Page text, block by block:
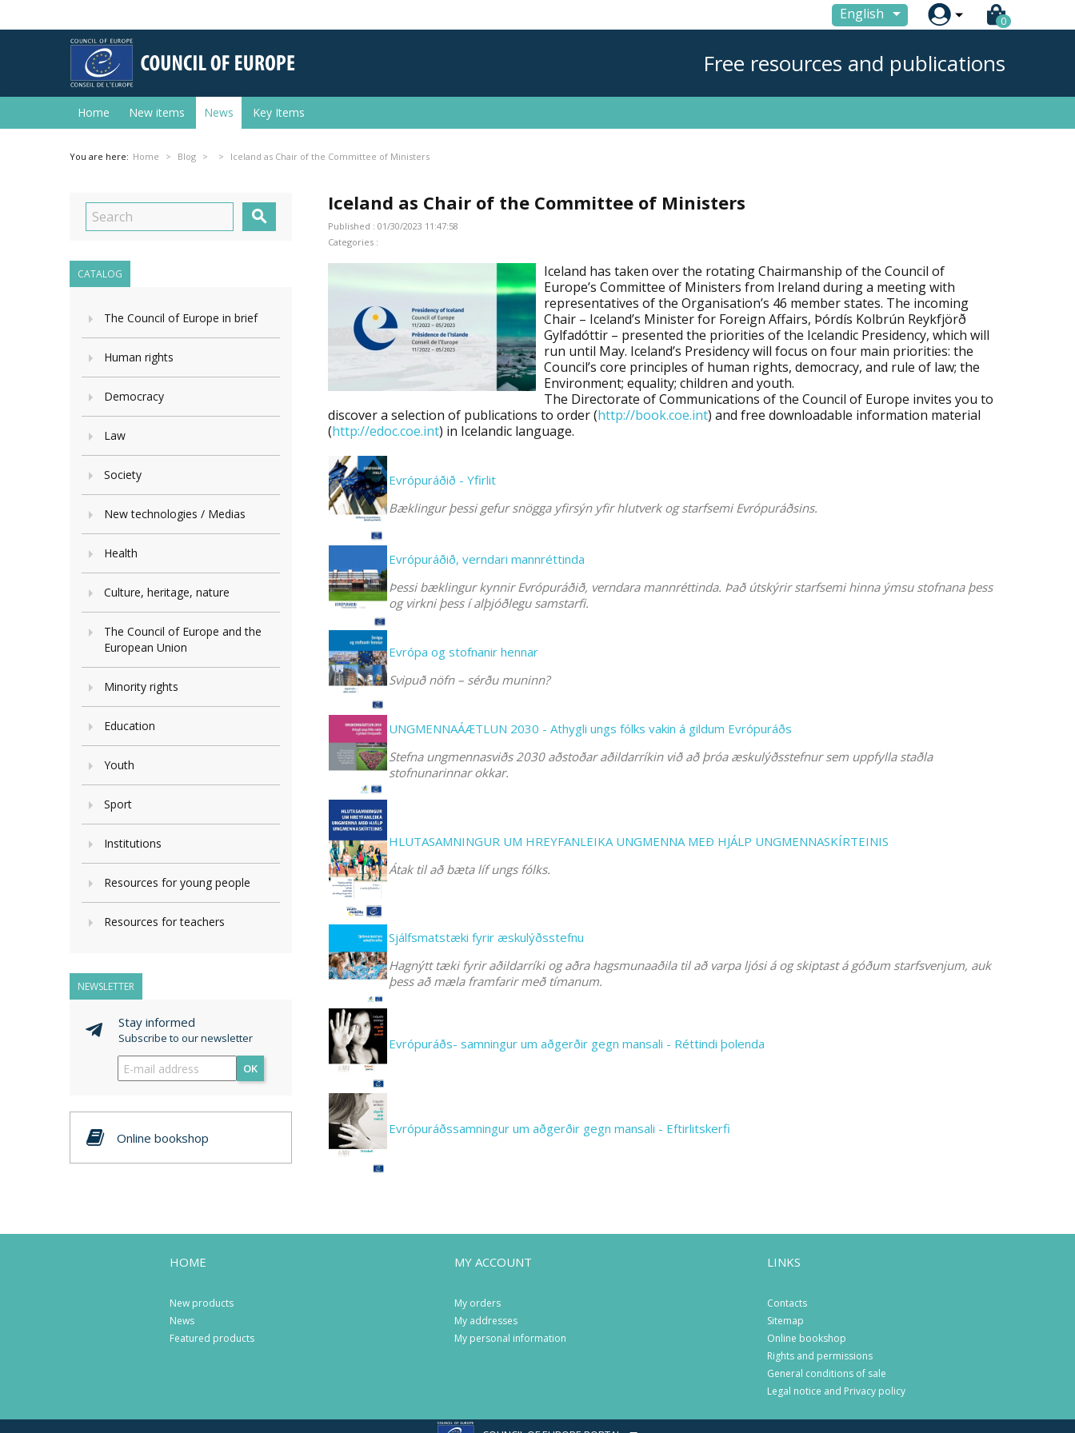
English  0
Free resources and publications
Home New items News Key Items
You are here: Home Blog Iceland as Chair of the Committee of Ministers

CATALOG
The Council of Europe in brief
Human rights
Democracy
Law
Society
New technologies / Medias
Health
Culture, heritage, nature
The Council of Europe and the
European Union
Minority rights
Education
Youth
Sport
Institutions
Resources for young people
Resources for teachers
NEWSLETTER
Stay informed
Subscribe to our newsletter
OK
Online bookshop
Iceland as Chair of the Committee of Ministers
Published : 01/30/2023 11:47:58
Categories :
Iceland has taken over the rotating Chairmanship of the Council of
Europe’s Committee of Ministers from Ireland during a meeting with
representatives of the Organisation’s 46 member states. The incoming
Chair – Iceland’s Minister for Foreign Affairs, Þórdís Kolbrún Reykfjörð
Gylfadóttir – presented the priorities of the Icelandic Presidency, which will
run until May. Iceland’s Presidency will focus on four main priorities: the
Council’s core principles of human rights, democracy, and rule of law; the
Environment; equality; children and youth.
The Directorate of Communications of the Council of Europe invites you to
discover a selection of publications to order (http://book.coe.int) and free downloadable information material
(http://edoc.coe.int) in Icelandic language.
Evrópuráðið - Yfirlit
Bæklingur þessi gefur snögga yfirsýn yfir hlutverk og starfsemi Evrópuráðsins.
Evrópuráðið, verndari mannréttinda
Þessi bæklingur kynnir Evrópuráðið, verndara mannréttinda. Það útskýrir starfsemi hinna ýmsu stofnana þess
og virkni þess í alþjóðlegu samstarfi.
Evrópa og stofnanir hennar
Svipuð nöfn – sérðu muninn?
UNGMENNAÁÆTLUN 2030 - Athygli ungs fólks vakin á gildum Evrópuráðs
Stefna ungmennasviðs 2030 aðstoðar aðildarríkin við að þróa æskulýðsstefnur sem uppfylla staðla
stofnunarinnar okkar.
HLUTASAMNINGUR UM HREYFANLEIKA UNGMENNA MEÐ HJÁLP UNGMENNASKÍRTEINIS
Átak til að bæta líf ungs fólks.
Sjálfsmatstæki fyrir æskulýðsstefnu
Hagnýtt tæki fyrir aðildarríki og aðra hagsmunaaðila til að varpa ljósi á og skiptast á góðum starfsvenjum, auk
þess að mæla framfarir með tímanum.
Evrópuráðs- samningur um aðgerðir gegn mansali - Réttindi þolenda
Evrópuráðssamningur um aðgerðir gegn mansali - Eftirlitskerfi
HOME
New products
News
Featured products
MY ACCOUNT
My orders
My addresses
My personal information
LINKS
Contacts
Sitemap
Online bookshop
Rights and permissions
General conditions of sale
Legal notice and Privacy policy